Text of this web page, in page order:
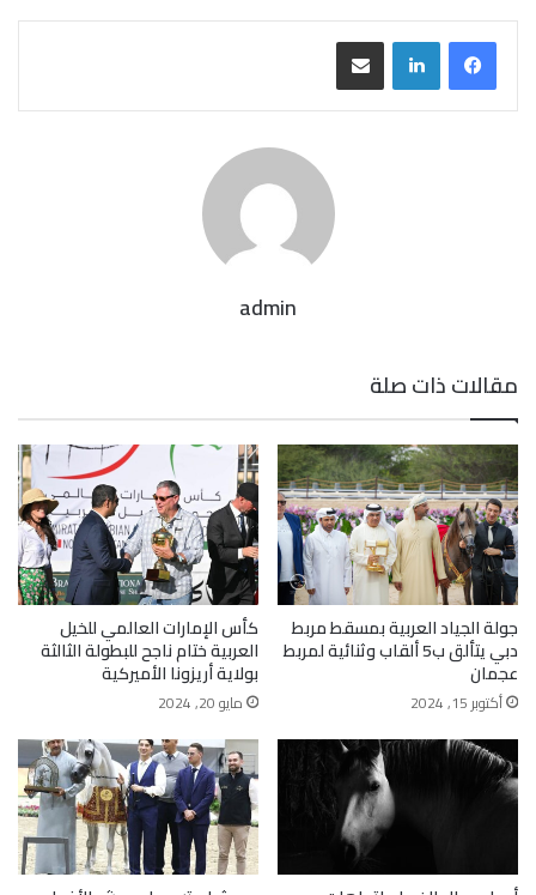
مشاركة عبر البريد
admin
مقالات ذات صلة
جولة الجياد العربية بمسقط مربط
دبي يتألق ب5 ألقاب وثنائية لمربط
عجمان
أكتوبر 15, 2024
كأس الإمارات العالمي للخيل
العربية ختام ناجح للبطولة الثالثة
بولاية أريزونا الأميركية
مايو 20, 2024